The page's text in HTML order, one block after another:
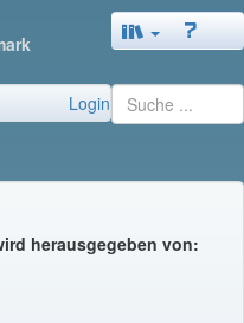
Login
herausgegeben von: